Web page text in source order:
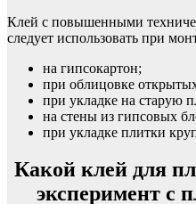
Клей с повышенными
следует использовать при
на гипсокартон;
при облицовке
при укладке на старую
на стены из гипсовых
при укладке плитки
Какой клей для
эксперимент с